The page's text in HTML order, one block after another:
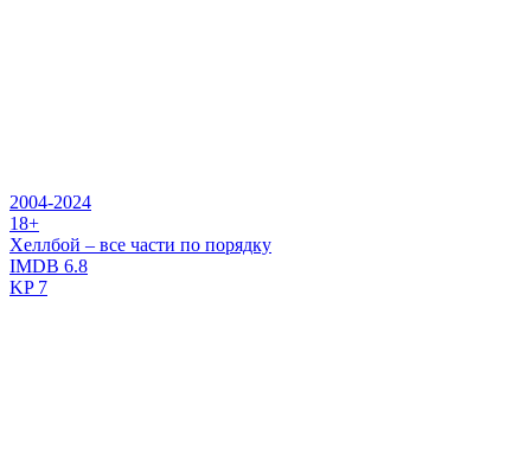
2004-2024
18+
Хеллбой – все части по порядку
IMDB 6.8
KP7